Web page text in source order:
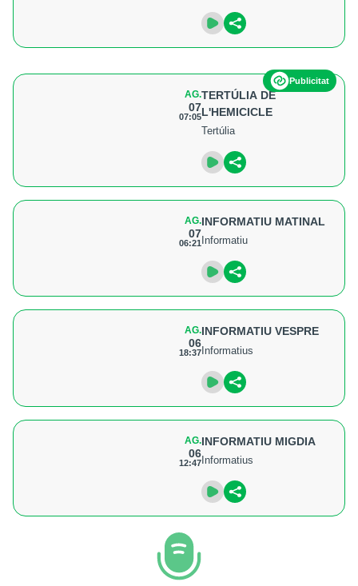
Publicitat
AG.
07
07:05
TERTÚLIA DE
L'HEMICICLE
Tertúlia
AG.
07
06:21
INFORMATIU MATINAL
Informatiu
AG.
06
18:37
INFORMATIU VESPRE
Informatius
AG.
06
12:47
INFORMATIU MIGDIA
Informatius